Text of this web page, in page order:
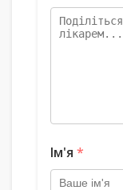
Ім'я *